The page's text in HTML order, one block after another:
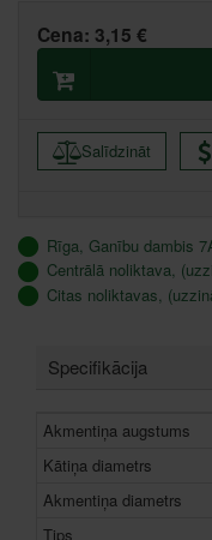
Cena: 3,15 €
Salīdzināt
Rīga, Ganību dambis
Centrālā noliktava,
Citas noliktavas,
Specifikācija
Akmentiņa augstums
Kātiņa diametrs
Akmentiņa diametrs
Tips